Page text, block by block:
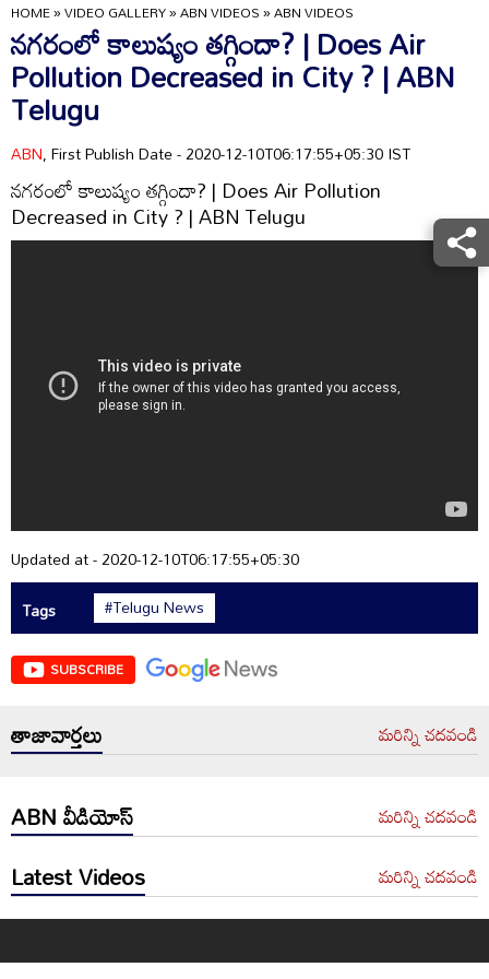
HOME»VIDEO GALLERY»ABN VIDEOS»ABN VIDEOS
నగరంలో కాలుష్యం తగ్గిందా? | Does Air
Pollution Decreased in City ? | ABN
Telugu
ABN, First Publish Date - 2020-12-10T06:17:55+05:30 IST
నగరంలో కాలుష్యం తగ్గిందా? | Does Air Pollution
Decreased in City ? | ABN Telugu
Updated at - 2020-12-10T06:17:55+05:30
Tags
#Telugu News
SUBSCRIBE
తాజావార్తలు మరిన్ని చదవండి
ABN వీడియోస్ మరిన్ని చదవండి
Latest Videos మరిన్ని చదవండి